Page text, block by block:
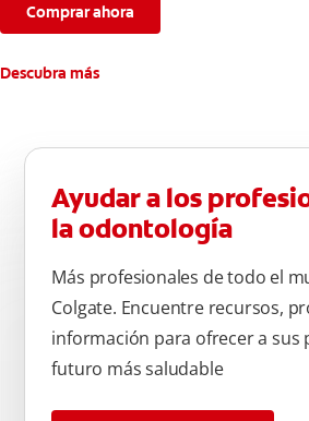
semanas.
**Causados por bacterias.
Comprar ahora
Descubra más
Ayudar a los
la odontología
Más profesionales de todo el
Colgate. Encuentre recursos,
información para ofrecer a sus
futuro más saludable